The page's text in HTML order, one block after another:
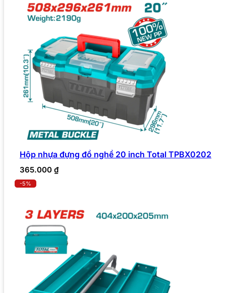
Hộp nhựa đựng đồ nghề 20 inch Total TPBX0202
365.000 ₫
-5%